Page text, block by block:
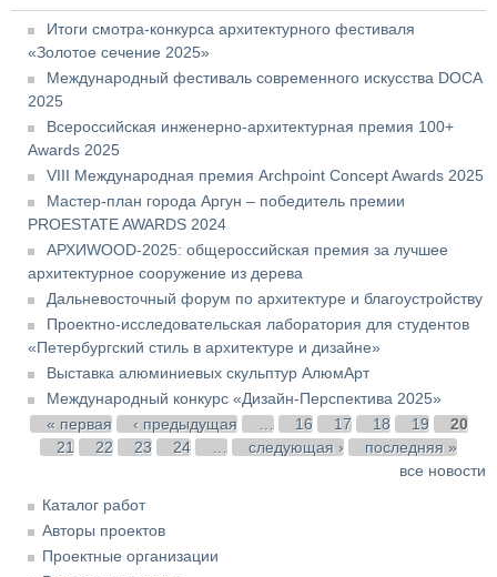
Итоги смотра-конкурса архитектурного фестиваля
«Золотое сечение 2025»
Международный фестиваль современного искусства DOCA
2025
Всероссийская инженерно-архитектурная премия 100+
Awards 2025
VIII Международная премия Archpoint Concept Awards 2025
Мастер-план города Аргун – победитель премии
PROESTATE AWARDS 2024
АРХИWOOD-2025: общероссийская премия за лучшее
архитектурное сооружение из дерева
Дальневосточный форум по архитектуре и благоустройству
Проектно-исследовательская лаборатория для студентов
«Петербургский стиль в архитектуре и дизайне»
Выставка алюминиевых скульптур АлюмАрт
Международный конкурс «Дизайн-Перспектива 2025»
Страницы
« первая ‹ предыдущая 16 17 18 19
20
21
22 23 24 следующая ›
последняя »
все новости
Каталог работ
Авторы проектов
Проектные организации